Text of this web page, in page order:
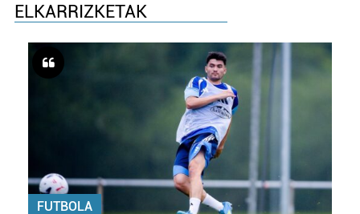
ELKARRIZKETAK
FUTBOLA